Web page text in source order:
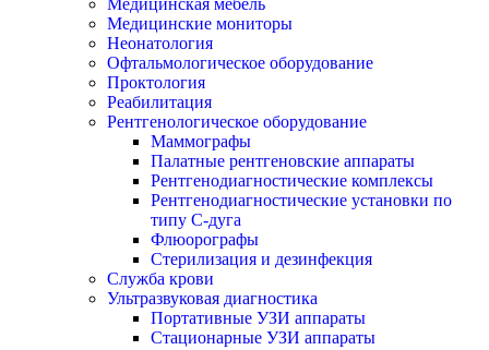
Медицинская мебель
Медицинские мониторы
Неонатология
Офтальмологическое оборудование
Проктология
Реабилитация
Рентгенологическое оборудование
Маммографы
Палатные рентгеновские аппараты
Рентгенодиагностические комплексы
Рентгенодиагностические установки по
типу С-дуга
Флюорографы
Стерилизация и дезинфекция
Служба крови
Ультразвуковая диагностика
Портативные УЗИ аппараты
Стационарные УЗИ аппараты